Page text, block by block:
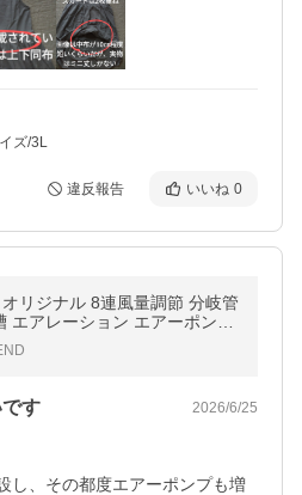
ズ/3L
違反報告 いいね 0
リジナル 8連風量調節 分岐管
エアレーション エアーポンプ
ンプ ブロワ ブロアー
す 2026/6/25
し、その都度エアーポンプも増